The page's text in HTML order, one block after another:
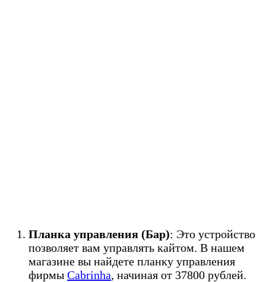
Планка управления (Бар): Это устройство
позволяет вам управлять кайтом. В нашем
магазине вы найдете планку управления
фирмы Cabrinha, начиная от 37800 рублей.